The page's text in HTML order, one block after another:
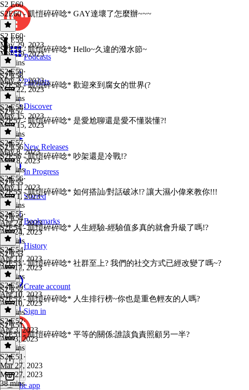
Podcasts
Playlists
Discover
New Releases
In Progress
Starred
Bookmarks
History
Create account
Sign in
Get the app
S2 E60
S2E60 - 凱愷碎碎唸* GAY達壞了怎麼辦~~~
S2 E60·
May 29, 2023
May 29, 2023
30 mins
S2 E59
S2E59 - 凱愷碎碎唸* Hello~久違的潑水節~
S2 E59·
May 22, 2023
May 22, 2023
42 mins
S2 E58
S2E58 - 凱愷碎碎唸* 歡迎來到腐女的世界(?
S2 E58·
May 15, 2023
May 15, 2023
28 mins
S2 E57
S2E57 - 凱愷碎碎唸* 是愛尬聊還是愛不懂裝懂?!
S2 E57·
May 8, 2023
May 8, 2023
28 mins
S2 E56
S2E56 - 凱愷碎碎唸* 吵架還是冷戰!?
S2 E56·
May 1, 2023
May 1, 2023
32 mins
S2 E55
S2E55 - 凱愷碎碎唸* 如何搭訕/對話破冰!? 讓大濕小偉來教你!!!
S2 E55·
Apr 24, 2023
Apr 24, 2023
36 mins
S2 E54
S2E54 - 凱愷碎碎唸* 人生經驗-經驗值多真的就會升級了嗎!?
S2 E54·
Apr 17, 2023
Apr 17, 2023
39 mins
S2 E53
S2E53 - 凱愷碎碎唸* 社群至上? 我們的社交方式已經改變了嗎~?
S2 E53·
Apr 10, 2023
Apr 10, 2023
31 mins
S2 E52
S2E52 - 凱愷碎碎唸* 人生排行榜~你也是重色輕友的人嗎?
S2 E52·
Apr 3, 2023
Apr 3, 2023
33 mins
S2 E51
S2E51 - 凱愷碎碎唸* 平等的關係:誰該負責照顧另一半?
S2 E51 ·
Mar 27, 2023
Mar 27, 2023
38 mins